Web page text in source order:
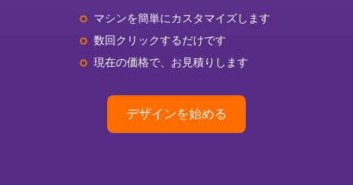
マシンを簡単にカスタマイズします
数回クリックするだけです
現在の価格で、お見積りします
デザインを始める